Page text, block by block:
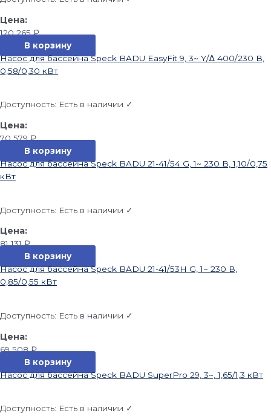
120 265₽
В корзину
Насос для бассейна Speck BADU EasyFit 9, 3~ Y/∆ 400/230 В,
0,58/0,30 кВт
Доступность: Есть в наличии ✓
70 579₽
В корзину
Насос для бассейна Speck BADU 21-41/54 G, 1~ 230 В, 1,10/0,75
кВт
Доступность: Есть в наличии ✓
81 131₽
В корзину
Насос для бассейна Speck BADU 21-41/53H G, 1~ 230 В,
0,85/0,55 кВт
Доступность: Есть в наличии ✓
69 508₽
В корзину
Насос для бассейна Speck BADU SuperPro 29, 3~, 1,65/1,3 кВт
Доступность: Есть в наличии ✓